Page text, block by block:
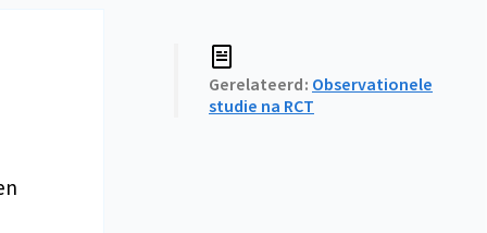
Gerelateerd Observationele
studie na RCT